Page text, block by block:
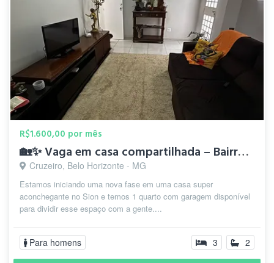
R$1.600,00 por mês
🏡✨ Vaga em casa compartilhada – Bairro Sion (BH) ✨
Cruzeiro, Belo Horizonte - MG
Estamos iniciando uma nova fase em uma casa super
aconchegante no Sion e temos 1 quarto com garagem disponível
para dividir esse espaço com a gente....
Para homens 3 2